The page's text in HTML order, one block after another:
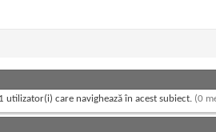
utilizator(i) care navighează în acest subiect. (0